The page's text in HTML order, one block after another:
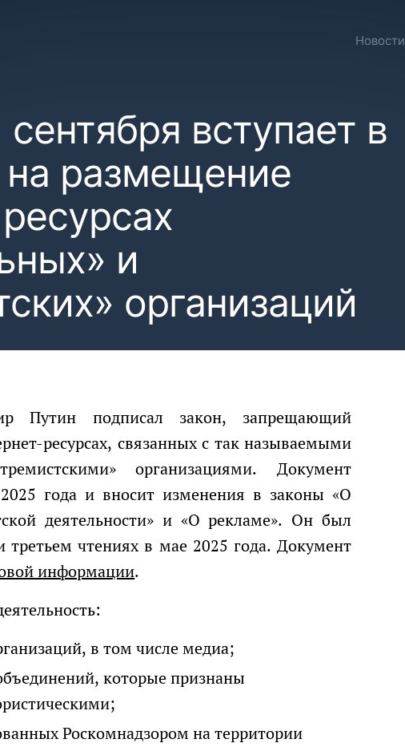
Новости
вступает в
на размещение
и
организаций
ресурсах, связанных с так называемыми
организациями. Документ
года и вносит изменения в законы «О
деятельности» и «О рекламе». Он был
чтениях в мае 2025 года. Документ
информации.
в том числе медиа;
которые признаны
Роскомнадзором на территории